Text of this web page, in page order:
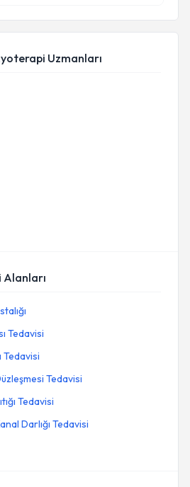
Uzmanları
Alanları
Tedavisi
Tedavisi
Tedavisi
Tedavisi
Darlığı Tedavisi